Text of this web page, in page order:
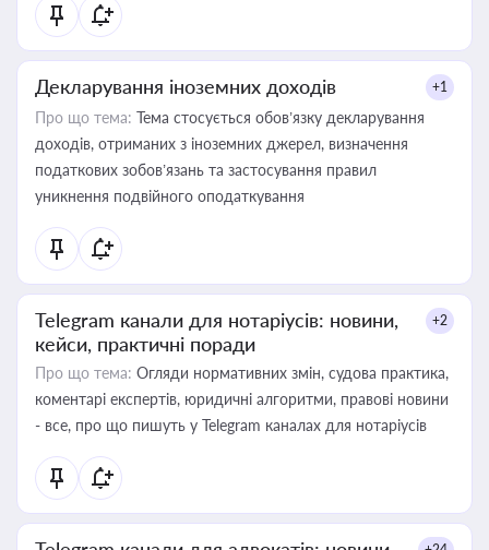
Декларування іноземних доходів +1
Про що тема: Тема стосується обов’язку декларування
доходів, отриманих з іноземних джерел, визначення
податкових зобов’язань та застосування правил
уникнення подвійного оподаткування
Telegram канали для нотаріусів: новини,
кейси, практичні поради
+2
Про що тема: Огляди нормативних змін, судова практика,
коментарі експертів, юридичні алгоритми, правові новини
- все, про що пишуть у Telegram каналах для нотаріусів